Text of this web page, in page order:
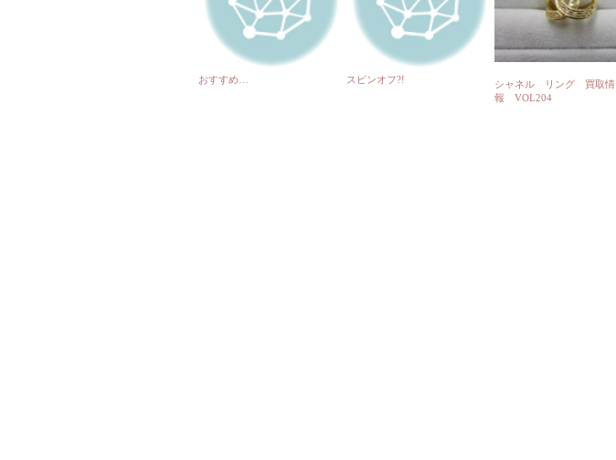
おすすめ… スピンオフ?!
シャネル リング 買取情
報 VOL204